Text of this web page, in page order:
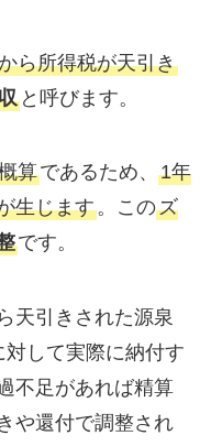
ら所得税が天引き
と呼びます。
算であるため、 1年
生じます。このズ
です。
天引きされた源泉
して実際に納付す
不足があれば精算
や還付で調整され